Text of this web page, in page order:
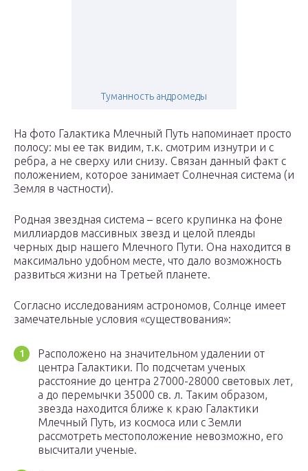
Туманность андромеды
На фото Галактика Млечный Путь напоминает просто
полосу: мы ее так видим, т.к. смотрим изнутри и с
ребра, а не сверху или снизу. Связан данный факт с
положением, которое занимает Солнечная система (и
Земля в частности).
Родная звездная система – всего крупинка на фоне
миллиардов массивных звезд и целой плеяды
черных дыр нашего Млечного Пути. Она находится в
максимально удобном месте, что дало возможность
развиться жизни на Третьей планете.
Согласно исследованиям астрономов, Солнце имеет
замечательные условия «существования»:
Расположено на значительном удалении от
центра Галактики. По подсчетам ученых
расстояние до центра 27000-28000 световых лет,
а до перемычки 35000 св. л. Таким образом,
звезда находится ближе к краю Галактики
Млечный Путь, из космоса или с Земли
рассмотреть местоположение невозможно, его
высчитали ученые.